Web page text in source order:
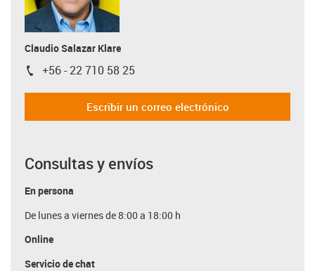
Claudio Salazar Klare
igus-icon-phone
+56 - 22 710 58 25
Escribir un correo electrónico
Consultas y envíos
En persona
De lunes a viernes de 8:00 a 18:00 h
Online
Servicio de chat